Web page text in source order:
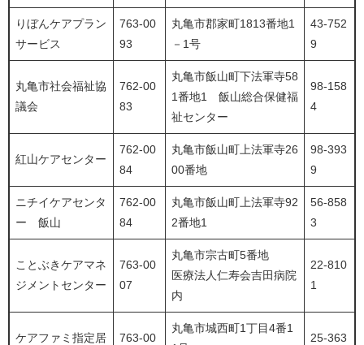
りぼんケアプラン
サービス
763-00
93
丸亀市郡家町1813番地1
－1号
43-752
9
丸亀市社会福祉協
議会
762-00
83
丸亀市飯山町下法軍寺58
1番地1 飯山総合保健福
祉センター
98-158
4
紅山ケアセンター
762-00
84
丸亀市飯山町上法軍寺26
00番地
98-393
9
ニチイケアセンタ
ー 飯山
762-00
84
丸亀市飯山町上法軍寺92
2番地1
56-858
3
ことぶきケアマネ
ジメントセンター
763-00
07
丸亀市宗古町5番地
医療法人仁寿会吉田病院
内
22-810
1
ケアファミ指定居
763-00
丸亀市城西町1丁目4番1
25-363